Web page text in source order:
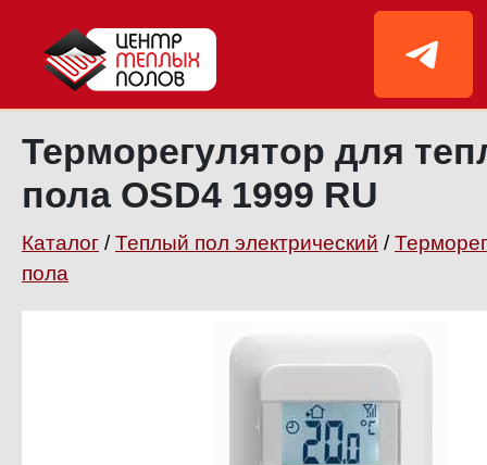
Терморегулятор для
пола OSD4 1999 RU
Каталог /Теплый пол электрический /
пола